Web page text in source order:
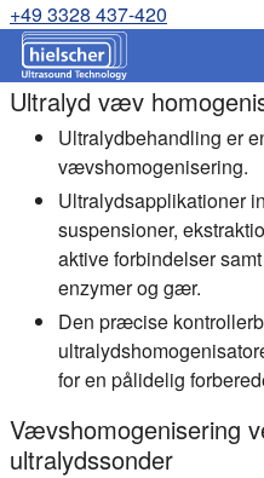
+49 3328 437-420
Ultralyd væv
Ultralydbehandling er
vævshomogenisering.
Ultralydsapplikationer
suspensioner,
aktive forbindelser
enzymer og gær.
Den præcise
for en pålidelig
Vævshomogenisering
ultralydssonder